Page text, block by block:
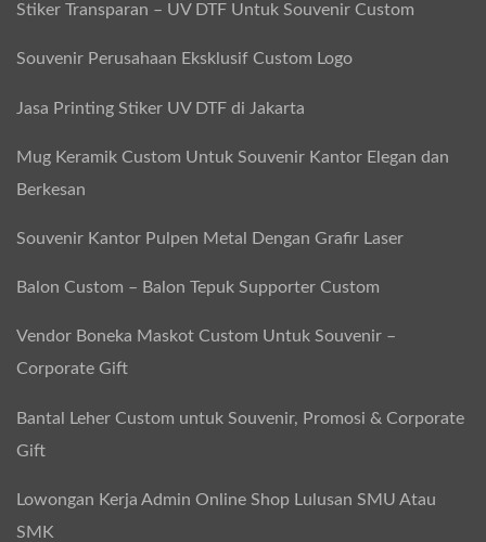
Stiker Transparan – UV DTF Untuk Souvenir Custom
Souvenir Perusahaan Eksklusif Custom Logo
Jasa Printing Stiker UV DTF di Jakarta
Mug Keramik Custom Untuk Souvenir Kantor Elegan dan
Berkesan
Souvenir Kantor Pulpen Metal Dengan Grafir Laser
Balon Custom – Balon Tepuk Supporter Custom
Vendor Boneka Maskot Custom Untuk Souvenir –
Corporate Gift
Bantal Leher Custom untuk Souvenir, Promosi & Corporate
Gift
Lowongan Kerja Admin Online Shop Lulusan SMU Atau
SMK